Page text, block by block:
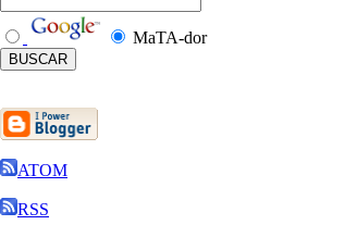
MaTA-dor
ATOM
RSS